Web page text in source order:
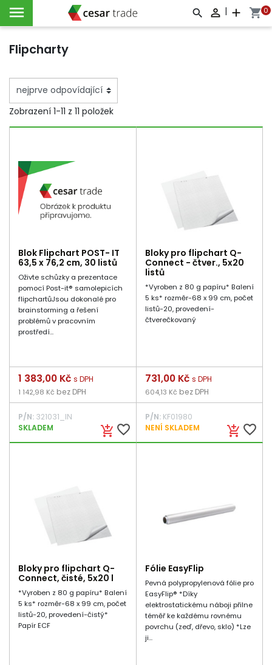
   | add shopping_cart0
Flipcharty
Zobrazení 1-11 z 11 položek
Blok Flipchart POST- IT
63,5 x 76,2 cm, 30 listů
Oživte schůzky a prezentace
pomocí Post-it® samolepicích
flipchartůJsou dokonalé pro
brainstorming a řešení
problémů v pracovním
prostředí...
add_shopping_cart favorite_border
Cena
1 383,00 Kč s DPH
1 142,98 Kč bez DPH
P/N: 321031_IN
SKLADEM
Bloky pro flipchart Q-
Connect - čtver., 5x20
listů
*Vyroben z 80 g papíru* Balení
5 ks* rozměr-68 x 99 cm, počet
listů-20, provedení-
čtverečkovaný
add_shopping_cart favorite_border
Cena
731,00 Kč s DPH
604,13 Kč bez DPH
P/N:KF01980
NENÍ SKLADEM
Bloky pro flipchart Q-
Connect, čisté, 5x20 l
*Vyroben z 80 g papíru* Balení
5 ks* rozměr-68 x 99 cm, počet
listů-20, provedení-čistý*
Papír ECF
Fólie EasyFlip
Pevná polypropylenová fólie pro
EasyFlip® *Díky
elektrostatickému náboji přilne
téměř ke každému rovnému
povrchu (zeď, dřevo, sklo) *Lze
ji...